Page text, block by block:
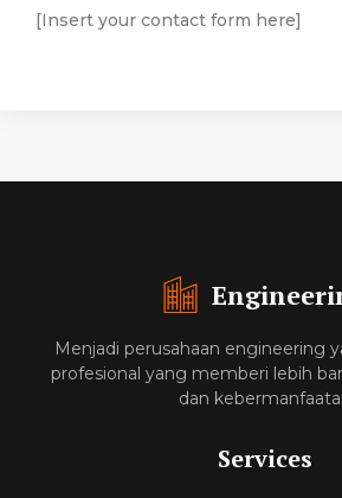
[Insert your contact form here]
Menjadi perusahaan engineering
profesional yang memberi lebih
dan
Services